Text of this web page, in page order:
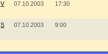
V 07.10.2003 17:30
S 07.10.2003 9:00